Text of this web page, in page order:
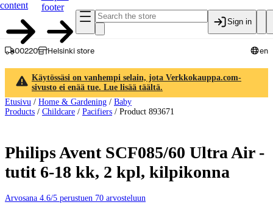
content
footer
Sign in
00220 Helsinki store en
Käytössäsi on vanhempi selain, jota Verkkokauppa.com-
sivusto ei enää tue. Lue lisää täältä.
Etusivu / Home & Gardening / Baby
Products / Childcare / Pacifiers / Product 893671
Philips Avent SCF085/60 Ultra Air -
tutit 6-18 kk, 2 kpl, kilpikonna
Arvosana 4.6/5 perustuen 70 arvosteluun